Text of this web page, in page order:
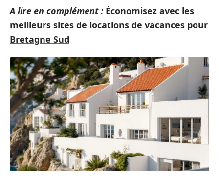
A lire en complément : Économisez avec les
meilleurs sites de locations de vacances pour
Bretagne Sud